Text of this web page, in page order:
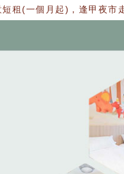
租(一個月起)，逢甲夜市走